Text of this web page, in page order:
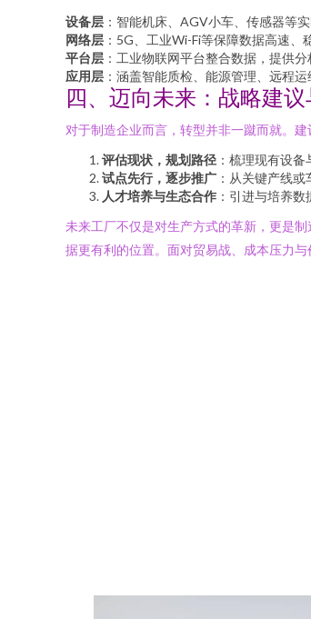
设备层 ：智能机床、AGV小车、传感器等实
网络层 ：5G、工业Wi-Fi等保障数据高速、
平台层 ：工业物联网平台整合数据，提供分
应用层 ：涵盖智能质检、能源管理、远程
四、迈向未来：战略建
对于制造企业而言，转型并非一蹴而就。建
评估现状，规划路径 ：梳理现有设
试点先行，逐步推广 ：从关键产线
人才培养与生态合作 ：引进与培养
未来工厂不仅是对生产方式的革新，更是
据更有利的位置。面对贸易战、成本压力